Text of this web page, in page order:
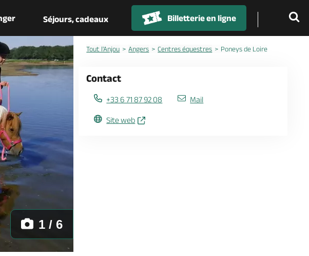
Séjours, cadeaux Billetterie en ligne
1 / 6
Tout l'Anjou Angers Centres équestres Poneys de Loire
Contact
+33 6 71 87 92 08 Mail
Site web